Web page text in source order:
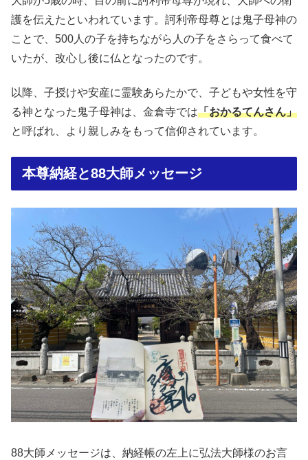
護を伝えたといわれています。訶利帝母尊とは鬼子母神の
ことで、500人の子を持ちながら人の子をさらって食べて
いたが、改心し後に仏となったのです。
以降、子授けや安産に霊験あらたかで、子どもや女性を守
る神となった鬼子母神は、金倉寺では「おかるてんさん」
と呼ばれ、より親しみをもって信仰されています。
本尊納経と88大師メッセージ
88大師メッセージは、納経帳の左上に弘法大師様のお言